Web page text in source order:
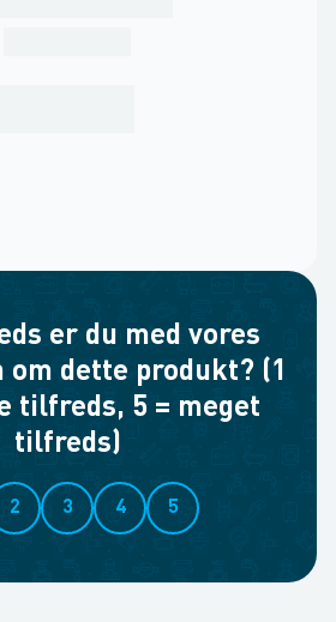
er du med vores
dette produkt? (1
tilfreds, 5 = meget
tilfreds)
2 3 4 5